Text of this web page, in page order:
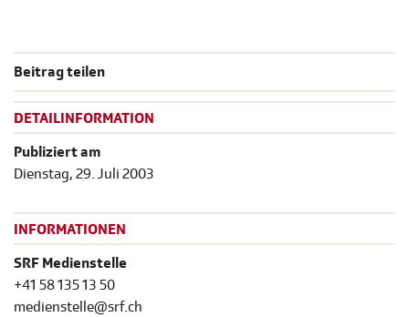
Beitrag teilen
DETAILINFORMATION
Publiziert am
Dienstag, 29. Juli 2003
INFORMATIONEN
SRF Medienstelle
+41 58 135 13 50
medienstelle@srf.ch